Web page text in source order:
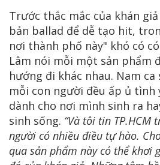
Trước thắc mắc của khán
bản ballad để dễ tạo hit,
nơi thành phố này" khó có
Lâm nói mỗi một sản phẩm
hướng đi khác nhau. Nam
mỗi con người đều ấp ủ
dành cho nơi mình sinh ra
sinh sống. “Và tôi tin TP.HCM
người có nhiều điều tự hào.
qua sản phẩm này có thể khơi